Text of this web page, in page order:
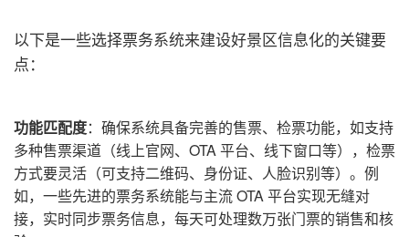
以下是一些选择票务系统来建设好景区信息化的关键要
点：
功能匹配度：确保系统具备完善的售票、检票功能，如支持
多种售票渠道（线上官网、OTA 平台、线下窗口等），检票
方式要灵活（可支持二维码、身份证、人脸识别等）。例
如，一些先进的票务系统能与主流 OTA 平台实现无缝对
接，实时同步票务信息，每天可处理数万张门票的销售和核